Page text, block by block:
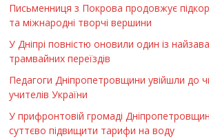
Письменниця з Покрова продовжує
та міжнародні творчі вершини
У Дніпрі повністю оновили один із
трамвайних переїздів
Педагоги Дніпропетровщини увійшли до
учителів України
У прифронтовій громаді
суттєво підвищити тарифи на воду